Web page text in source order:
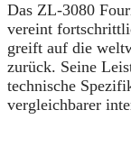
Das ZL-3080
vereint
greift auf die
zurück. Seine
technische
vergleichbarer